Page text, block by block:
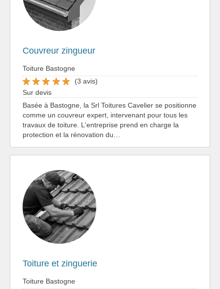
Couvreur zingueur
Toiture Bastogne
(3 avis)
Sur devis
Basée à Bastogne, la Srl Toitures Cavelier se positionne
comme un couvreur expert, intervenant pour tous les
travaux de toiture. L'entreprise prend en charge la
protection et la rénovation du…
Toiture et zinguerie
Toiture Bastogne